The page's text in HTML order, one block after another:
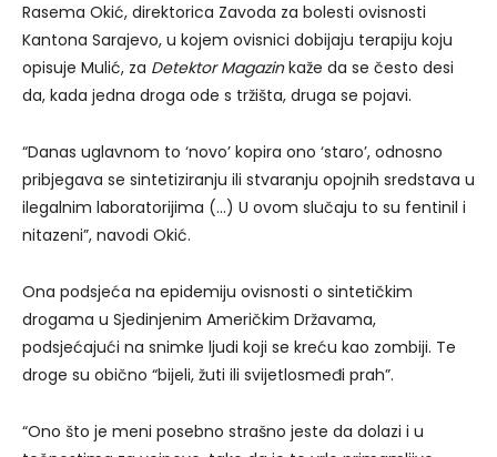
Rasema Okić, direktorica Zavoda za bolesti ovisnosti
Kantona Sarajevo, u kojem ovisnici dobijaju terapiju koju
opisuje Mulić, za Detektor Magazinkaže da se često desi
da, kada jedna droga ode s tržišta, druga se pojavi.
“Danas uglavnom to ‘novo’ kopira ono ‘staro’, odnosno
pribjegava se sintetiziranju ili stvaranju opojnih sredstava u
ilegalnim laboratorijima (…) U ovom slučaju to su fentinil i
nitazeni”, navodi Okić.
Ona podsjeća na epidemiju ovisnosti o sintetičkim
drogama u Sjedinjenim Američkim Državama,
podsjećajući na snimke ljudi koji se kreću kao zombiji. Te
droge su obično “bijeli, žuti ili svijetlosmeđi prah”.
“Ono što je meni posebno strašno jeste da dolazi i u